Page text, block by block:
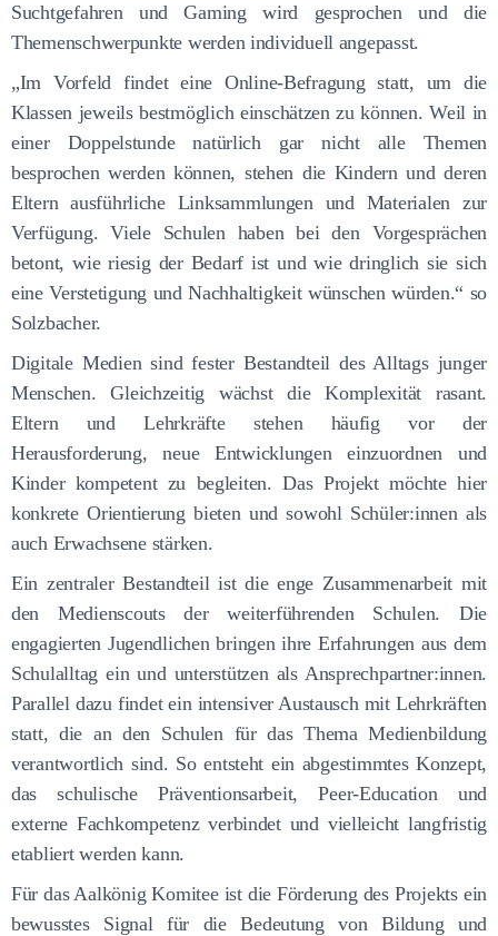
Suchtgefahren und Gaming wird gesprochen und die
Themenschwerpunkte werden individuell angepasst.
„Im Vorfeld findet eine Online-Befragung statt, um die
Klassen jeweils bestmöglich einschätzen zu können. Weil in
einer Doppelstunde natürlich gar nicht alle Themen
besprochen werden können, stehen die Kindern und deren
Eltern ausführliche Linksammlungen und Materialen zur
Verfügung. Viele Schulen haben bei den Vorgesprächen
betont, wie riesig der Bedarf ist und wie dringlich sie sich
eine Verstetigung und Nachhaltigkeit wünschen würden.“ so
Solzbacher.
Digitale Medien sind fester Bestandteil des Alltags junger
Menschen. Gleichzeitig wächst die Komplexität rasant.
Eltern und Lehrkräfte stehen häufig vor der
Herausforderung, neue Entwicklungen einzuordnen und
Kinder kompetent zu begleiten. Das Projekt möchte hier
konkrete Orientierung bieten und sowohl Schüler:innen als
auch Erwachsene stärken.
Ein zentraler Bestandteil ist die enge Zusammenarbeit mit
den Medienscouts der weiterführenden Schulen. Die
engagierten Jugendlichen bringen ihre Erfahrungen aus dem
Schulalltag ein und unterstützen als Ansprechpartner:innen.
Parallel dazu findet ein intensiver Austausch mit Lehrkräften
statt, die an den Schulen für das Thema Medienbildung
verantwortlich sind. So entsteht ein abgestimmtes Konzept,
das schulische Präventionsarbeit, Peer-Education und
externe Fachkompetenz verbindet und vielleicht langfristig
etabliert werden kann.
Für das Aalkönig Komitee ist die Förderung des Projekts ein
bewusstes Signal für die Bedeutung von Bildung und